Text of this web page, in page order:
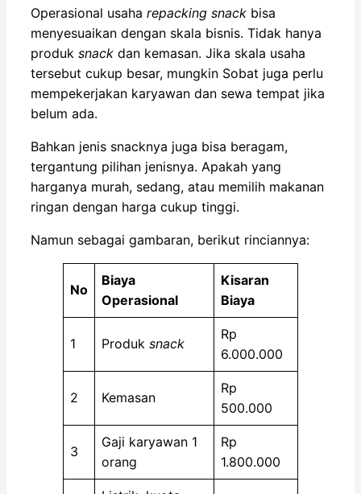
Operasional usaha repacking snack bisa
menyesuaikan dengan skala bisnis. Tidak hanya
produk snack dan kemasan. Jika skala usaha
tersebut cukup besar, mungkin Sobat juga perlu
mempekerjakan karyawan dan sewa tempat jika
belum ada.
Bahkan jenis snacknya juga bisa beragam,
tergantung pilihan jenisnya. Apakah yang
harganya murah, sedang, atau memilih makanan
ringan dengan harga cukup tinggi.
Namun sebagai gambaran, berikut rinciannya:
No
Biaya
Operasional
Kisaran
Biaya
1 Produk snack
Rp
6.000.000
2 Kemasan
Rp
500.000
3
Gaji karyawan 1
orang
Rp
1.800.000